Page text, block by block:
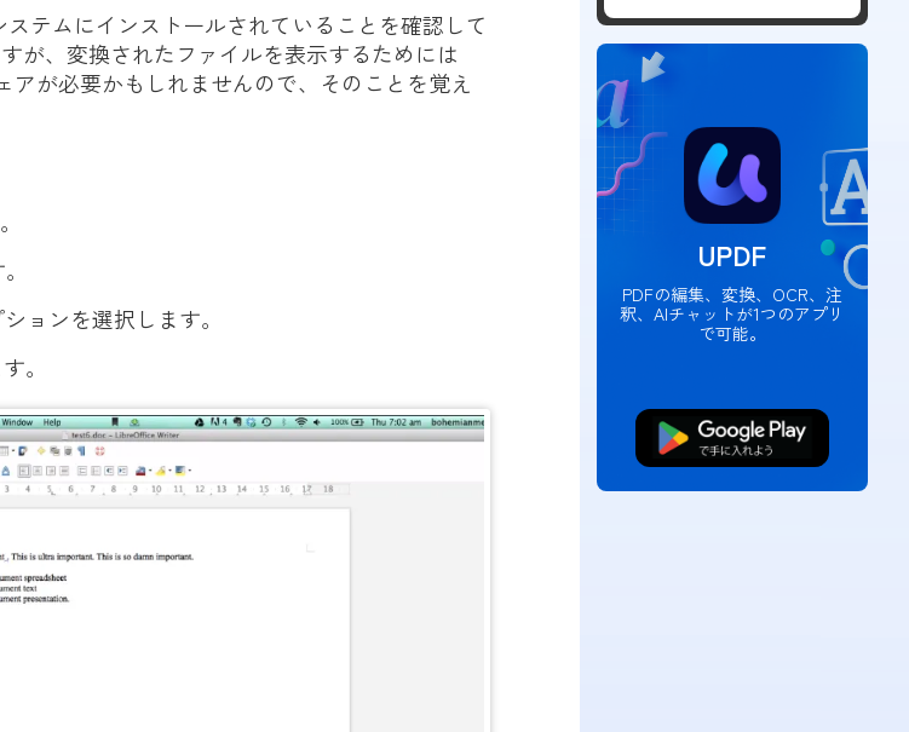
テムにインストールされていることを確認して
が、変換されたファイルを表示するためには
アが必要かもしれませんので、そのことを覚え
ョンを選択します。
。
UPDF
PDFの編集、変換、OCR、注
釈、AIチャットが1つのアプリ
で可能。
無料ダウンロード